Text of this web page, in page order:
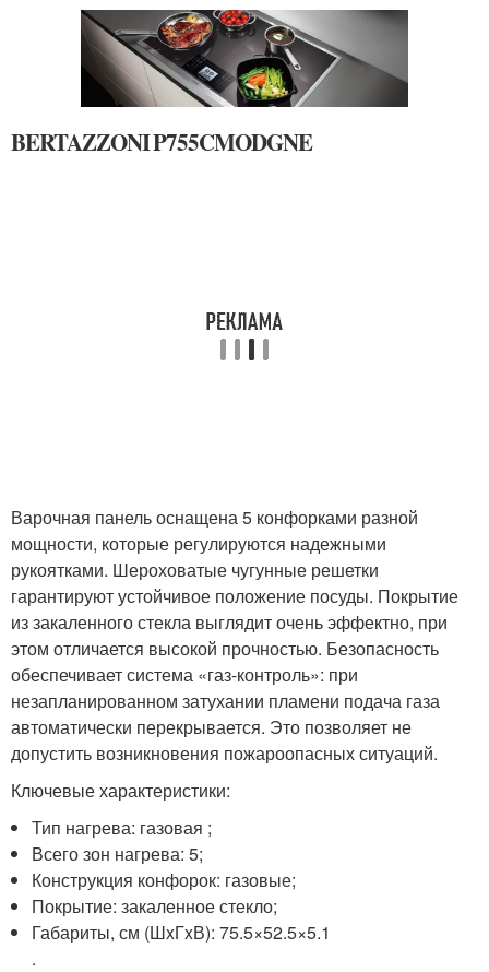
BERTAZZONI P755CMODGNE
Варочная панель оснащена 5 конфорками разной
мощности, которые регулируются надежными
рукоятками. Шероховатые чугунные решетки
гарантируют устойчивое положение посуды. Покрытие
из закаленного стекла выглядит очень эффектно, при
этом отличается высокой прочностью. Безопасность
обеспечивает система «газ-контроль»: при
незапланированном затухании пламени подача газа
автоматически перекрывается. Это позволяет не
допустить возникновения пожароопасных ситуаций.
Ключевые характеристики:
Тип нагрева: газовая ;
Всего зон нагрева: 5;
Конструкция конфорок: газовые;
Покрытие: закаленное стекло;
Габариты, см (ШxГxВ): 75.5×52.5×5.1
.